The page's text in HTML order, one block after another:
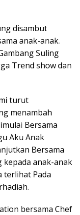
disambut
anak-anak.
Suling
Trend show dan
turut
menambah
Bersama
Aku Anak
Bersama
kepada anak-anak
terlihat Pada
bersama Chef